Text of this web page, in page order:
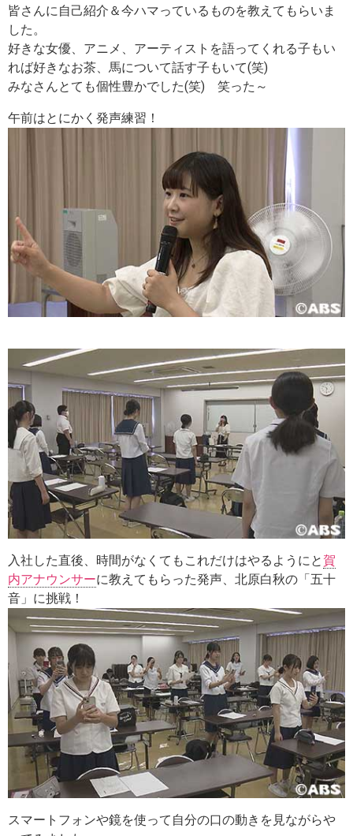
皆さんに自己紹介＆今ハマっているものを教えてもらいま
した。
好きな女優、アニメ、アーティストを語ってくれる子もい
れば好きなお茶、馬について話す子もいて(笑)
みなさんとても個性豊かでした(笑) 笑った～
午前はとにかく発声練習！
入社した直後、時間がなくてもこれだけはやるようにと賀
内アナウンサーに教えてもらった発声、北原白秋の「五十
音」に挑戦！
スマートフォンや鏡を使って自分の口の動きを見ながらや